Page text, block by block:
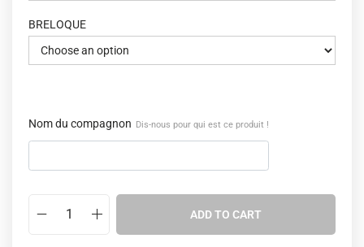
BRELOQUE
Nom du compagnon Dis-nous pour qui est ce produit !
ADD TO CART